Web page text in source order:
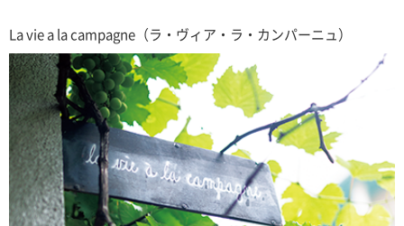
La vie a la campagne（ラ・ヴィア・ラ・カンパーニュ）